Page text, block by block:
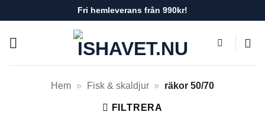
to
content
Fri hemleverans från 990kr!
Hem » Fisk & skaldjur » räkor 50/70
FILTRERA